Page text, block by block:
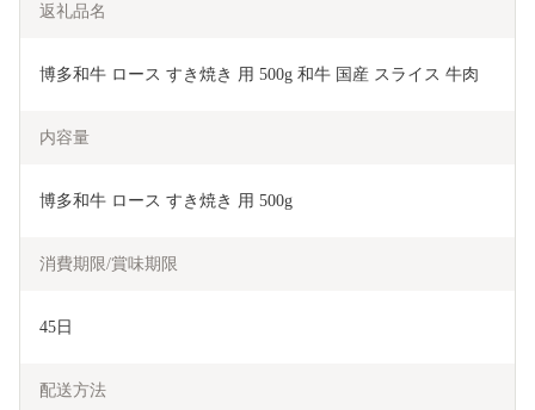
返礼品名
博多和牛 ロース すき焼き 用 500g 和牛 国産 スライス 牛肉
内容量
博多和牛 ロース すき焼き 用 500g
消費期限/賞味期限
45日
配送方法